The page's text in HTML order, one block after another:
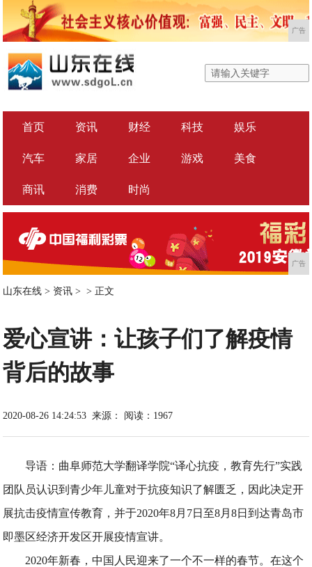
广告
首页 资讯 财经 科技 娱乐
汽车 家居 企业 游戏 美食
商讯 消费 时尚
广告
山东在线 > 资讯 > > 正文
爱心宣讲：让孩子们了解疫情
背后的故事
2020-08-26 14:24:53 来源： 阅读：1967
导语：曲阜师范大学翻译学院“译心抗疫，教育先行”实践
团队员认识到青少年儿童对于抗疫知识了解匮乏，因此决定开
展抗击疫情宣传教育，并于2020年8月7日至8月8日到达青岛市
即墨区经济开发区开展疫情宣讲。
2020年新春，中国人民迎来了一个不一样的春节。在这个